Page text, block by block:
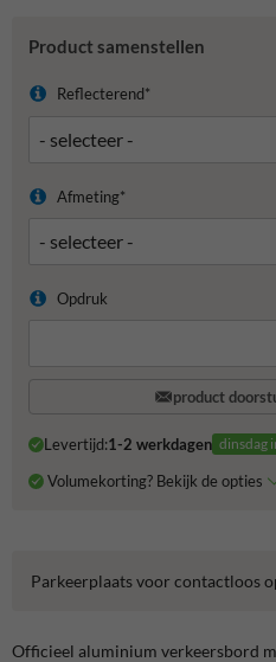
Product samenstellen
Reflecterend*
Afmeting*
Opdruk
product
Levertijd:1-2 werkdagen dinsdag
Volumekorting? Bekijk de opties
Parkeerplaats voor contactloos
Officieel aluminium verkeersbord